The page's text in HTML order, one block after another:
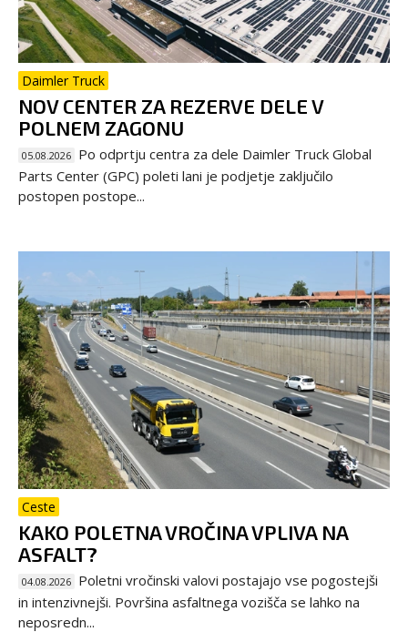
Daimler Truck
NOV CENTER ZA REZERVE DELE V
POLNEM ZAGONU
05.08.2026 Po odprtju centra za dele Daimler Truck Global
Parts Center (GPC) poleti lani je podjetje zaključilo
postopen postope...
Ceste
KAKO POLETNA VROČINA VPLIVA NA
ASFALT?
04.08.2026 Poletni vročinski valovi postajajo vse pogostejši
in intenzivnejši. Površina asfaltnega vozišča se lahko na
neposredn...